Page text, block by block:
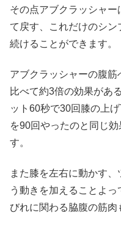
その点アブクラッシャ
て戻す、これだけのシン
続けることができます。
アブクラッシャーの腹
比べて約3倍の効果があ
ット60秒で30回膝の上
を90回やったのと同じ
す。
また膝を左右に動かす
う動きを加えることよっ
びれに関わる脇腹の筋肉